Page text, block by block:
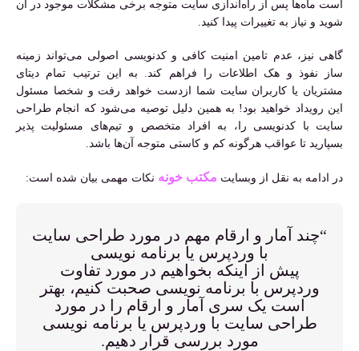
است ماه‌ها پس از راه‌اندازی سایت متوجه برخی مشکلات موجود در آن
شوید و نیاز به تغییرات پیدا کنید.
گاهی نیز، عدم تامین امنیت کافی و کدنویسی اصولی می‌تواند زمینه
ساز نفوذ و هک اطلاعات را فراهم کند. به این ترتیب تمام دیتای
مشتریان یا کاربران سایت شما ازدست خواهد رفت و شخصا مسئول
این رویداد خواهید بود! به همین دلیل توصیه می‌شود که انجام طراحی
سایت با کدنویسی را، به افراد متخصص و تیم‌های مسئولیت پذیر
بسپارید تا عواقب هرگونه کم و کاستی متوجه آن‌ها باشد.
در ادامه به نقل از وبسایت مکتب خونه نکات مهمی بیان شده است:
“چند آمار و ارقام مهم در مورد طراحی سایت
با وردپرس یا برنامه نویسی
پیش از اینکه بخواهیم در مورد تفاوت
وردپرس با برنامه نویسی صحبت کنیم، بهتر
است یک سری آمار و ارقام را در مورد
طراحی سایت با وردپرس یا برنامه نویسی
مورد بررسی قرار دهیم.